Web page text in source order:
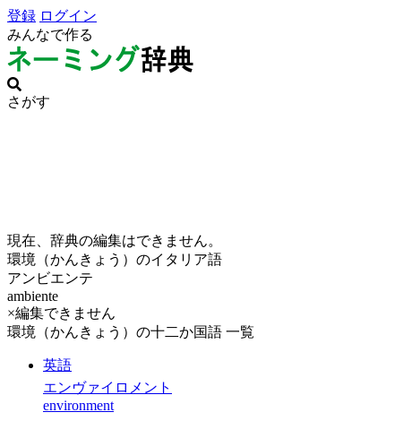
登録 ログイン
みんなで作る
さがす
現在、辞典の編集はできません。
環境（かんきょう）のイタリア語
アンビエンテ
ambiente
×編集できません
環境（かんきょう）の十二か国語 一覧
英語
エンヴァイロメント
environment